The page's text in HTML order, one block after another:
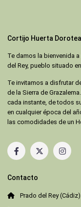
Cortijo Huerta Dorotea
Te damos la bienvenida
del Rey, pueblo situado
Te invitamos a disfrutar
de la Sierra de
cada instante, de todos
en cualquier época del
las comodidades de un
Contacto
Prado del Rey (Cádiz)